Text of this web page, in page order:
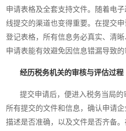
申请表格及全套支持文件。随着电
线提交的渠道也变得重要。在提交
登记表格，所有信息务必真实、清
申请表能有效避免因信息错漏导致的
经历税务机关的审核与评估过程
提交申请后，便进入税务当局的
所有提交的文件和信息，确认申请
描述是否准确，以及文件是否齐备